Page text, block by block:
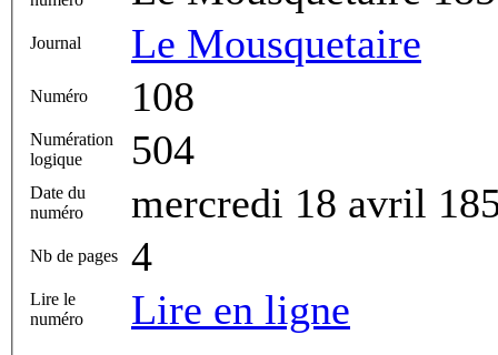
Journal Le Mousquetaire
Numéro 108
Numération
logique
504
Date du
numéro
mercredi 18 avril
Nb de pages 4
Lire le
numéro
Lire en ligne